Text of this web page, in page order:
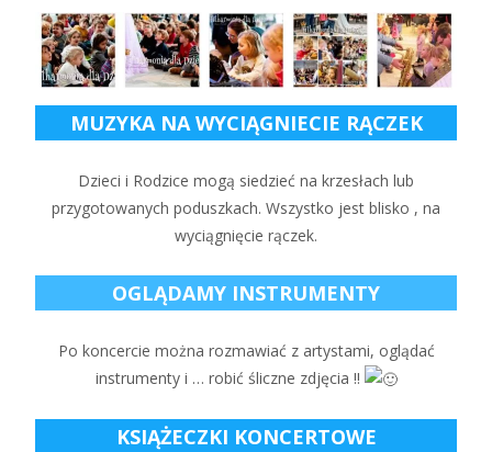
MUZYKA NA WYCIĄGNIECIE RĄCZEK
Dzieci i Rodzice mogą siedzieć na krzesłach lub
przygotowanych poduszkach. Wszystko jest blisko , na
wyciągnięcie rączek.
OGLĄDAMY INSTRUMENTY
Po koncercie można rozmawiać z artystami, oglądać
instrumenty i … robić śliczne zdjęcia !!
KSIĄŻECZKI KONCERTOWE